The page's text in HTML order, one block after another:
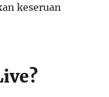
keseruan